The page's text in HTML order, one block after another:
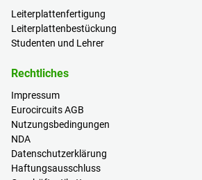
Leiterplattenfertigung
Leiterplattenbestückung
Studenten und Lehrer
Rechtliches
Impressum
Eurocircuits AGB
Nutzungsbedingungen
NDA
Datenschutzerklärung
Haftungsausschluss